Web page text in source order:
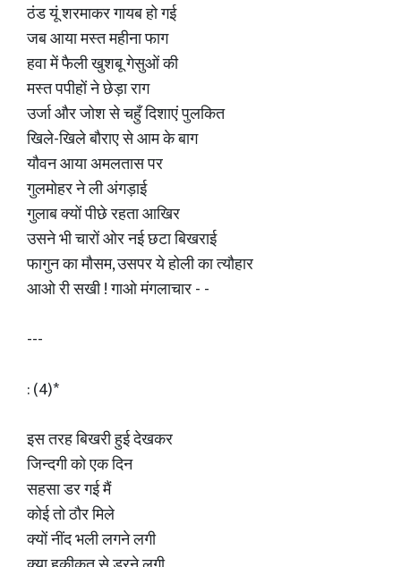
ठंड यूं शरमाकर गायब हो गई
जब आया मस्त महीना फाग
हवा में फैली खुशबू गेसुओं की
मस्त पपीहों ने छेड़ा राग
उर्जा और जोश से चहुँ दिशाएं पुलकित
खिले-खिले बौराए से आम के बाग
यौवन आया अमलतास पर
गुलमोहर ने ली अंगड़ाई
गुलाब क्यों पीछे रहता आखिर
उसने भी चारों ओर नई छटा बिखराई
फागुन का मौसम, उसपर ये होली का त्यौहार
आओ री सखी ! गाओ मंगलाचार - -
---
: (4)*
इस तरह बिखरी हुई देखकर
जिन्दगी को एक दिन
सहसा डर गई मैं
कोई तो ठौर मिले
क्यों नींद भली लगने लगी